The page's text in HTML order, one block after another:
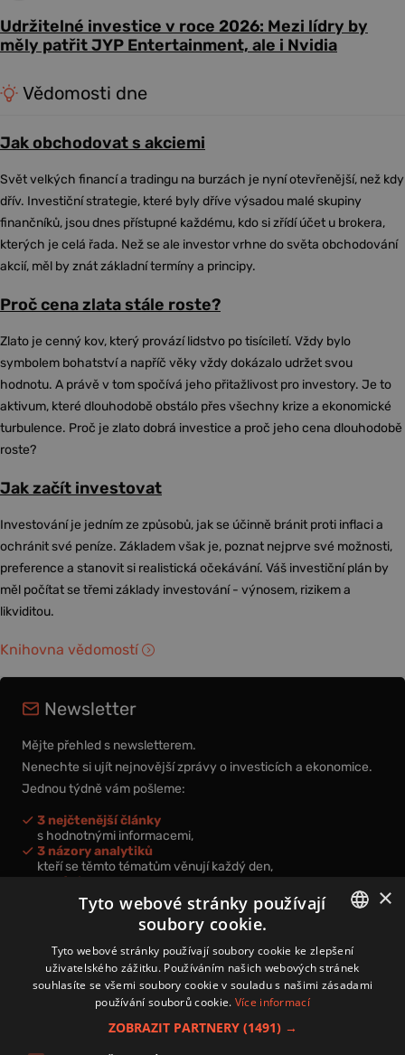
Udržitelné investice v roce 2026: Mezi lídry by
měly patřit JYP Entertainment, ale i Nvidia
Vědomosti dne
Jak obchodovat s akciemi
Svět velkých financí a tradingu na burzách je nyní otevřenější, než kdy
dřív. Investiční strategie, které byly dříve výsadou malé skupiny
finančníků, jsou dnes přístupné každému, kdo si zřídí účet u brokera,
kterých je celá řada. Než se ale investor vrhne do světa obchodování
akcií, měl by znát základní termíny a principy.
Proč cena zlata stále roste?
Zlato je cenný kov, který provází lidstvo po tisíciletí. Vždy bylo
symbolem bohatství a napříč věky vždy dokázalo udržet svou
hodnotu. A právě v tom spočívá jeho přitažlivost pro investory. Je to
aktivum, které dlouhodobě obstálo přes všechny krize a ekonomické
turbulence. Proč je zlato dobrá investice a proč jeho cena dlouhodobě
roste?
Jak začít investovat
Investování je jedním ze způsobů, jak se účinně bránit proti inflaci a
ochránit své peníze. Základem však je, poznat nejprve své možnosti,
preference a stanovit si realistická očekávání. Váš investiční plán by
měl počítat se třemi základy investování - výnosem, rizikem a
likviditou.
Knihovna vědomostí
Newsletter
Mějte přehled s newsletterem.
Nenechte si ujít nejnovější zprávy o investicích a ekonomice.
Jednou týdně vám pošleme:
3 nejčtenější články
s hodnotnými informacemi,
3 názory analytiků
kteří se těmto tématům věnují každý den,
nová videa a podcasty
k prohloubení vašich znalostí.
Přihlášením k newsletteru vyjadřujete svůj souhlas spodmínkami
zpracování osobních údajů.
CZECH
×
Tyto webové stránky používají
soubory cookie.
Tyto webové stránky používají soubory cookie ke zlepšení
uživatelského zážitku. Používáním našich webových stránek
souhlasíte se všemi soubory cookie v souladu s našimi zásadami
používání souborů cookie. Více informací
ZOBRAZIT PARTNERY (1491) →